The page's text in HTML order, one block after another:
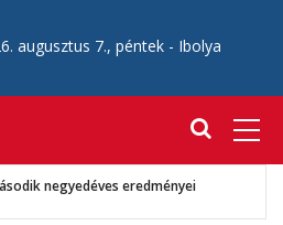
augusztus 7., péntek - Ibolya
negyedéves eredményei